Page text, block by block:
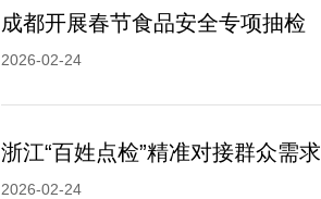
成都开展春节食品安全专项抽检
2026-02-24
浙江“百姓点检”精准对接群众需求
2026-02-24